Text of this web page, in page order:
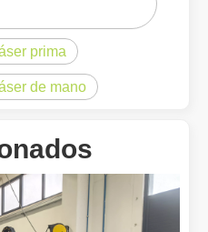
prima
de mano